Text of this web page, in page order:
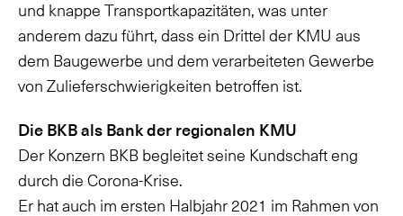
und knappe Transportkapazitäten, was unter
anderem dazu führt, dass ein Drittel der KMU aus
dem Baugewerbe und dem verarbeiteten Gewerbe
von Zulieferschwierigkeiten betroffen ist.
Die BKB als Bank der regionalen KMU
Der Konzern BKB begleitet seine Kundschaft eng
durch die Corona-Krise.
Er hat auch im ersten Halbjahr 2021 im Rahmen von